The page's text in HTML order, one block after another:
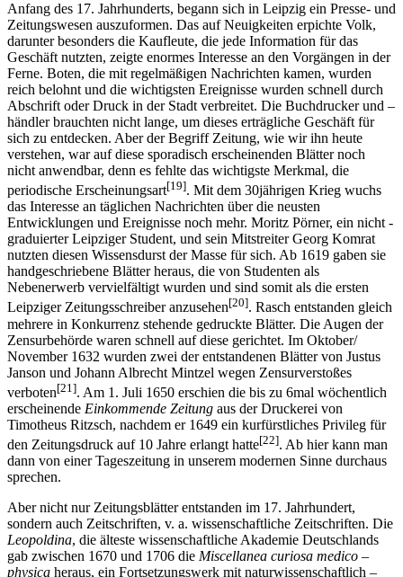
Anfang des 17. Jahrhunderts, begann sich in Leipzig ein Presse- und
Zeitungswesen auszuformen. Das auf Neuigkeiten erpichte Volk,
darunter besonders die Kaufleute, die jede Information für das
Geschäft nutzten, zeigte enormes Interesse an den Vorgängen in der
Ferne. Boten, die mit regelmäßigen Nachrichten kamen, wurden
reich belohnt und die wichtigsten Ereignisse wurden schnell durch
Abschrift oder Druck in der Stadt verbreitet. Die Buchdrucker und –
händler brauchten nicht lange, um dieses erträgliche Geschäft für
sich zu entdecken. Aber der Begriff Zeitung, wie wir ihn heute
verstehen, war auf diese sporadisch erscheinenden Blätter noch
nicht anwendbar, denn es fehlte das wichtigste Merkmal, die
periodische Erscheinungsart[19]. Mit dem 30jährigen Krieg wuchs
das Interesse an täglichen Nachrichten über die neusten
Entwicklungen und Ereignisse noch mehr. Moritz Pörner, ein nicht -
graduierter Leipziger Student, und sein Mitstreiter Georg Komrat
nutzten diesen Wissensdurst der Masse für sich. Ab 1619 gaben sie
handgeschriebene Blätter heraus, die von Studenten als
Nebenerwerb vervielfältigt wurden und sind somit als die ersten
Leipziger Zeitungsschreiber anzusehen[20]. Rasch entstanden gleich
mehrere in Konkurrenz stehende gedruckte Blätter. Die Augen der
Zensurbehörde waren schnell auf diese gerichtet. Im Oktober/
November 1632 wurden zwei der entstandenen Blätter von Justus
Janson und Johann Albrecht Mintzel wegen Zensurverstoßes
verboten[21]. Am 1. Juli 1650 erschien die bis zu 6mal wöchentlich
erscheinende Einkommende Zeitung aus der Druckerei von
Timotheus Ritzsch, nachdem er 1649 ein kurfürstliches Privileg für
den Zeitungsdruck auf 10 Jahre erlangt hatte[22]. Ab hier kann man
dann von einer Tageszeitung in unserem modernen Sinne durchaus
sprechen.
Aber nicht nur Zeitungsblätter entstanden im 17. Jahrhundert,
sondern auch Zeitschriften, v. a. wissenschaftliche Zeitschriften. Die
Leopoldina, die älteste wissenschaftliche Akademie Deutschlands
gab zwischen 1670 und 1706 die Miscellanea curiosa medico –
physica heraus, ein Fortsetzungswerk mit naturwissenschaftlich –